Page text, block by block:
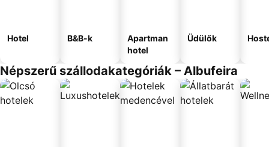
Hotel B&B-k
Apartman
hotel
Üdülők
Népszerű szállodakategóriák – Albufeira